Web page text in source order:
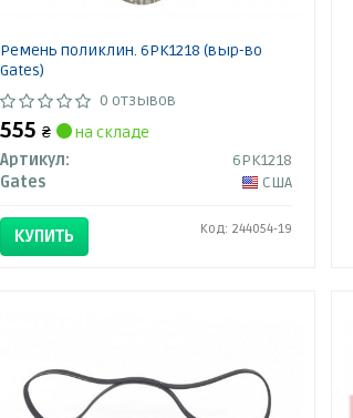
Ремень поликлин. 6PK1218 (выр-во
Gates)
0 отзывов
555₴
на складе
Артикул:
6PK1218
Gates
США
КУПИТЬ Код: 244054-19